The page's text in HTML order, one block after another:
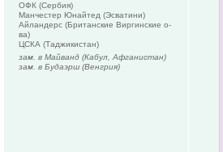
ОФК (Сербия)
Манчестер Юнайтед (Эсватини)
Айландерс (Британские Виргинские о-
ва)
ЦСКА (Таджикистан)
зам. в Майванд (Кабул, Афганистан)
зам. в Будаэрш (Венгрия)